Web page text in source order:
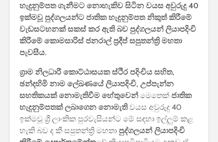
හැදුනුම්පත ගැනීමට නොහැකිව සිටින වයස අවුරුදු 40
ඉක්මවූ පුද්ගලයන්ට ජාතික හැදුනුම්පත නිකුත් කිරීමේ
වැඩසටහනක් සකස් කර ඇති බව පුද්ගලයන් ලියාපදිංචි
කිරීමේ කොමසාරිස් ජනරාල් ප්‍රදීප් සපුතන්ත්‍රි මහතා
පැවසීය.
ග්‍රාම නිලධාරී කොට්ඨාසයක ස්ථිර පදිංචිය සහිත,
ඡන්දහිමි නාම ලේඛණයේ ලියාපදිංචි, උප්පැන්න
සහතිකයක් නොමැතිවීම හේතුවෙන් මෙතෙක් ජාතික
හැදුනුම්පතක් ලබාගෙන නොමැතිවයස අවුරුදු 40
ඉක්මවූ ශ්‍රී ලාංකික පුරවැසියන්ට මේ සඳහා ඉල්ලුම් කළ
හැකි බව ද කී සපුතන්ත්‍රි මහතා පුද්ගලයන් ලියාපදිංචි
2027 1 ශ්‍රේණි‌යේ
පාසල් ප්‍රවේශ
අයදුම්පත, නව
චක්‍රලේඛ සහ කෝටා
රාජ්‍ය, බැංකු, වෙළඳ
සහ පුර පසළොස්වක
පොහොය නිවාඩු දින
සහිත ශ්‍රී ලංකා දින
දර්ශනය (2026)
ශ්‍රී ලංකා
සේවයේ
බඳවා
නිලධාරීන්
2026